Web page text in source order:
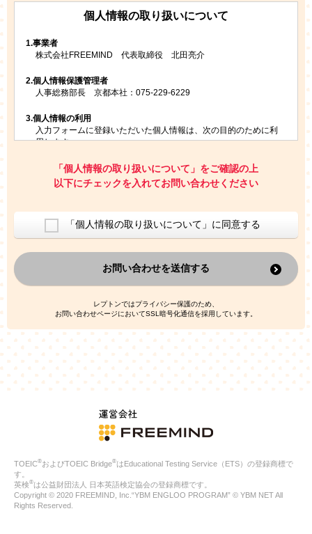
個人情報の取り扱いについて
1.事業者
株式会社FREEMIND 代表取締役 北田亮介
2.個人情報保護管理者
人事総務部長 京都本社：075-229-6229
3.個人情報の利用
入力フォームに登録いただいた個人情報は、次の目的のために利
用します。
お問い合わせにお答えするため
レプトンのキャンペーンや新商品（新サービス）、新規開講教
室等をご案内するため
ご利用者の個人情報を、本人が特定されないデータに不可逆変
換した上で、広告・宣伝・販売促進活動に役立てること
上記の利用目的のために第三者へ提供すること
なお、この利用目的を超えた個人情報の取扱いは行いません。ま
た、これ以外の目的で個人情報を利用することはありません。
人情報を、本人が特定されないデータに不可逆変換した上で第三
者広告配信事業者においてマッチングを行い、その結果に基づい
て広告を配信することがあります。第三者広告配信事業者が、こ
れらの情報を広告配信以外の目的で利用することはありません。
4.
個人情報の第三者への提供
当社は、次の場合を除き、ご本人の同意なしに個人情報を第三者
に提供することはありません。
ご本人の同意がある場合
法令に基づく場合
人の生命、身体または財産の保護のために必要がある場合であ
公衆衛生の向上または児童の健全な育成の推進のために特に必
合
特定した利用目的の達成に必要な範囲内において、個人情報の
「個人情報の取り扱いについて」をご確認の上
以下にチェックを入れてお問い合わせください
「個人情報の取り扱いについて」に同意する
お問い合わせを送信する
レプトンではプライバシー保護のため、
お問い合わせページにおいてSSL暗号化通信を採用しています。
TOEIC®およびTOEIC Bridge®はEducational Testing Service（ETS）の登録商標で
す。
英検®は公益財団法人 日本英語検定協会の登録商標です。
Copyright © 2020 FREEMIND, Inc.“YBM ENGLOO PROGRAM” © YBM NET All
Rights Reserved.